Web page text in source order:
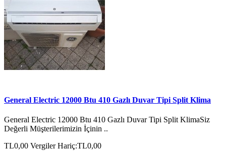
General Electric 12000 Btu 410 Gazlı Duvar Tipi Split Klima
General Electric 12000 Btu 410 Gazlı Duvar Tipi Split KlimaSiz
Değerli Müşterilerimizin İçinin ..
TL0,00 Vergiler Hariç:TL0,00